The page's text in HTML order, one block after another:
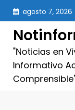
Saltar
contenido
agosto 7, 2026
"Noticias en
Informativo